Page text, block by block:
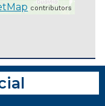
contributors